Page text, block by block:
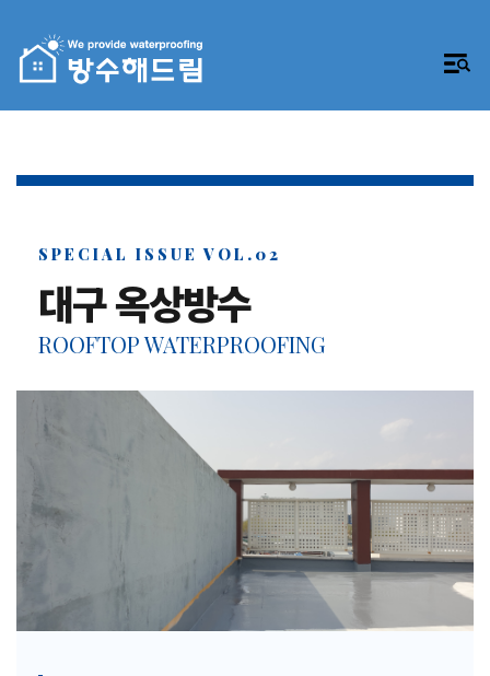
SPECIAL ISSUE VOL.02
대구 옥상방수
ROOFTOP WATERPROOFING